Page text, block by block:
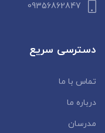
09356862847
دسترسی سریع
تماس با ما
درباره ما
مدرسان